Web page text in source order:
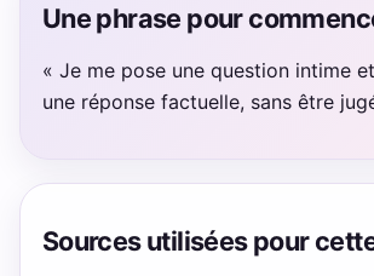
Une phrase pour
« Je me pose une question intime et
une réponse factuelle, sans être
Sources utilisées pour